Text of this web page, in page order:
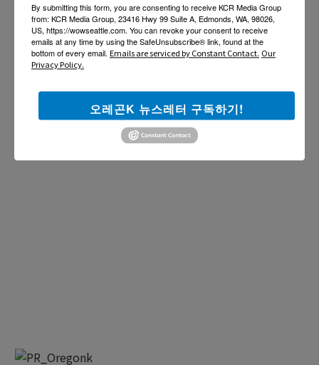
By submitting this form, you are consenting to receive KCR Media Group
from: KCR Media Group, 23416 Hwy 99 Suite A, Edmonds, WA, 98026,
US, https://wowseattle.com. You can revoke your consent to receive
emails at any time by using the SafeUnsubscribe® link, found at the
bottom of every email. Emails are serviced by Constant Contact. Our
Privacy Policy.
오레곤K 뉴스레터 구독하기!